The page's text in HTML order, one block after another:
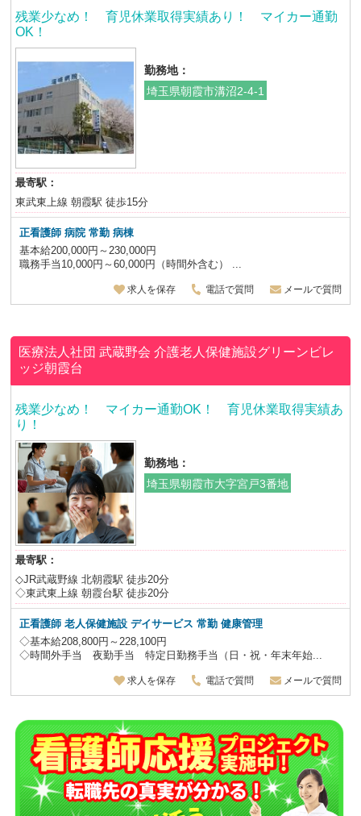
残業少なめ！ 育児休業取得実績あり！ マイカー通勤
OK！
勤務地：
埼玉県朝霞市溝沼2-4-1
最寄駅：
東武東上線 朝霞駅 徒歩15分
正看護師 病院 常勤 病棟
基本給200,000円～230,000円
職務手当10,000円～60,000円（時間外含む） ...
求人を保存 電話で質問 メールで質問
医療法人社団 武蔵野会介護老人保健施設グリーンビレ
ッジ朝霞台
残業少なめ！ マイカー通勤OK！ 育児休業取得実績あ
り！
勤務地：
埼玉県朝霞市大字宮戸3番地
最寄駅：
◇JR武蔵野線 北朝霞駅 徒歩20分
◇東武東上線 朝霞台駅 徒歩20分
正看護師 老人保健施設 デイサービス常勤 健康管理
◇基本給208,800円～228,100円
◇時間外手当 夜勤手当 特定日勤務手当（日・祝・年末年始...
求人を保存 電話で質問 メールで質問